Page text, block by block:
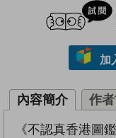
加
內容簡介 作
《不認真香港圖